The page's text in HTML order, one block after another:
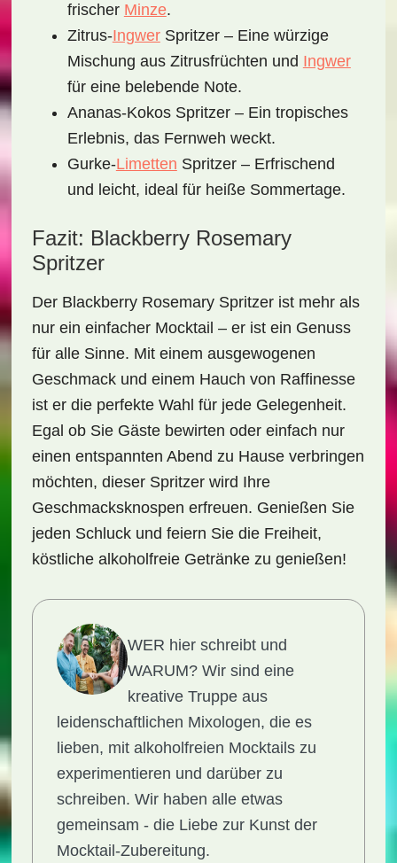
frischer Minze.
Zitrus-IngwerSpritzer – Eine würzige
Mischung aus Zitrusfrüchten und Ingwer
für eine belebende Note.
Ananas-Kokos Spritzer – Ein tropisches
Erlebnis, das Fernweh weckt.
Gurke-Limetten Spritzer – Erfrischend
und leicht, ideal für heiße Sommertage.
Fazit: Blackberry Rosemary
Spritzer
Der Blackberry Rosemary Spritzerist mehr als
nur ein einfacher Mocktail – er ist ein Genuss
für alle Sinne. Mit einem ausgewogenen
Geschmack und einem Hauch von Raffinesse
ist er die perfekte Wahl für jede Gelegenheit.
Egal ob Sie Gäste bewirten oder einfach nur
einen entspannten Abend zu Hause verbringen
möchten, dieser Spritzer wird Ihre
Geschmacksknospen erfreuen. Genießen Sie
jeden Schluck und feiern Sie die Freiheit,
köstliche alkoholfreie Getränke zu genießen!
WER hier schreibt und
WARUM?Wir sind eine
kreative Truppe aus
leidenschaftlichen Mixologen, die es
lieben, mit alkoholfreien Mocktails zu
experimentieren und darüber zu
schreiben. Wir haben alle etwas
gemeinsam - die Liebe zur Kunst der
Mocktail-Zubereitung.